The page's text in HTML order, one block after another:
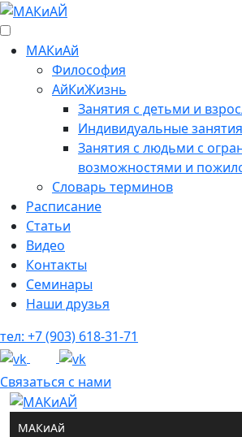
МАКиАй
Философия
АйКиЖизнь
Занятия с детьми и
Индивидуальные занятия
Занятия с людьми с
возможностями и
Cловарь терминов
Расписание
Статьи
Видео
Контакты
Семинары
Наши друзья
тел: +7 (903) 618-31-71
Связаться с нами
МАКиАй